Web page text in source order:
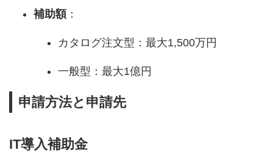
補助額 ：
カタログ注文型：最大1,500万円
一般型：最大1億円
申請方法と申請先
IT導入補助金